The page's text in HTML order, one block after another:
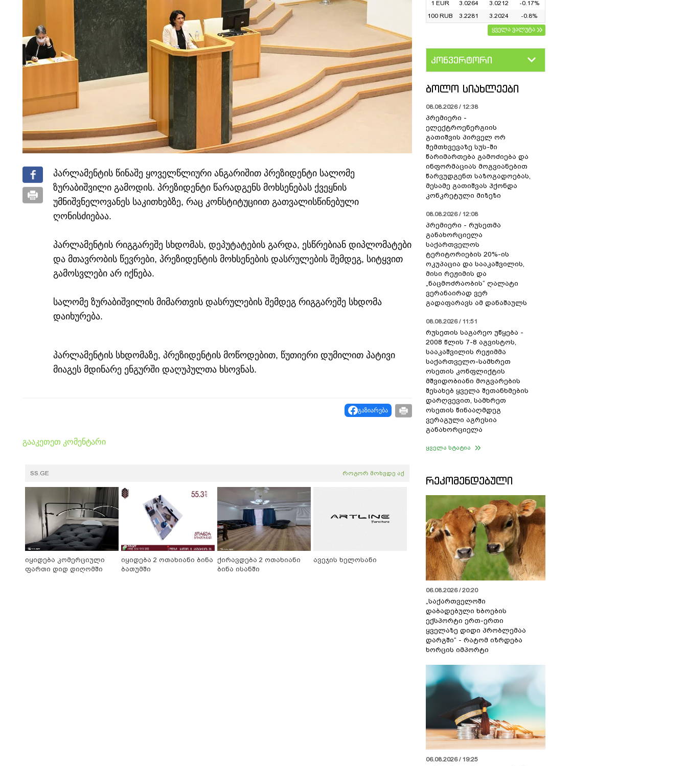
პარლამენტის წინაშე ყოველწლიური ანგარიშით პრეზიდენტი სალომე
ზურაბიშვილი გამოდის. პრეზიდენტი წარადგენს მოხსენებას ქვეყნის
უმნიშვნელოვანეს საკითხებზე, რაც კონსტიტუციით გათვალისწინებული
ღონისძიებაა.
პარლამენტის რიგგარეშე სხდომას, დეპუტატების გარდა, ესწრებიან დიპლომატები
და მთავრობის წევრები, პრეზიდენტის მოხსენების დასრულების შემდეგ, სიტყვით
გამოსვლები არ იქნება.
სალომე ზურაბიშვილის მიმართვის დასრულების შემდეგ რიგგარეშე სხდომა
დაიხურება.
პარლამენტის სხდომაზე, პრეზიდენტის მოწოდებით, წუთიერი დუმილით პატივი
მიაგეს მდინარე ენგურში დაღუპულთა ხსოვნას.
გაზიარება
გააკეთეთ კომენტარი
SS.GE როგორ მოხვდე აქ
იყიდება კომერციული
ფართი დიდ დიღომში
იყიდება 2 ოთახიანი ბინა
ბათუმში
ქირავდება 2 ოთახიანი
ბინა ისანში
ავეჯის ხელოსანი
1 EUR
3.0264 3.0212
-0.17%
100 RUB
3.2281 3.2024
-0.8%
ყველა ვალუტა
კონვერტორი
ᲑᲝᲚᲝ ᲡᲘᲐᲮᲚᲔᲔᲑᲘ
08.08.2026 / 12:38
პრემიერი -
ელექტროენერგიის
გათიშვის პირველ ორ
შემთხვევაზე სუს-ში
წარიმართება გამოძიება და
ინფორმაციას მოგვიანებით
წარვუდგენთ საზოგადოებას,
მესამე გათიშვას ჰქონდა
კონკრეტული მიზეზი
08.08.2026 / 12:08
პრემიერი - რუსეთმა
განახორციელა
საქართველოს
ტერიტორიების 20%-ის
ოკუპაცია და სააკაშვილის,
მისი რეჟიმის და
„ნაცმოძრაობის“ ღალატი
ვერანაირად ვერ
გადაფარავს ამ დანაშაულს
08.08.2026 / 11:51
რუსეთის საგარეო უწყება -
2008 წლის 7-8 აგვისტოს,
სააკაშვილის რეჟიმმა
საქართველო-სამხრეთ
ოსეთის კონფლიქტის
მშვიდობიანი მოგვარების
შესახებ ყველა შეთანხმების
დარღვევით, სამხრეთ
ოსეთის წინააღმდეგ
ვერაგული აგრესია
განახორციელა
ყველა სტატია
ᲠᲔᲙᲝᲛᲔᲜᲓᲔᲑᲣᲚᲘ
06.08.2026 / 20:20
„საქართველოში
დაბადებული ხბოების
ექსპორტი ერთ-ერთი
ყველაზე დიდი პრობლემაა
დარგში“ - რატომ იზრდება
ხორცის იმპორტი
06.08.2026 / 19:25